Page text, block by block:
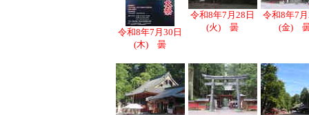
令和8年7月30日
(木) 曇
令和8年7月28日
(火) 曇
令和8年7
(金)